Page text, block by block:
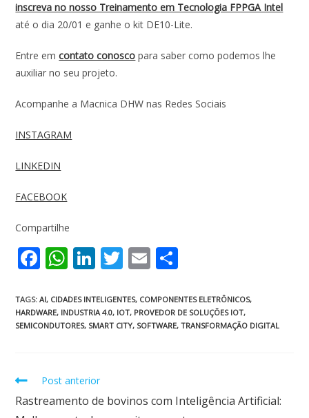
inscreva no nosso Treinamento em Tecnologia FPPGA Intel
até o dia 20/01 e ganhe o kit DE10-Lite.
Entre emcontato conosco para saber como podemos lhe
auxiliar no seu projeto.
Acompanhe a Macnica DHW nas Redes Sociais
INSTAGRAM
LINKEDIN
FACEBOOK
Compartilhe
F
e
b
k
W
at
s
p
Li
k
e
T
itt
er
E
ai
l
ar
e
TAGS:AI, CIDADES INTELIGENTES, COMPONENTES ELETRÔNICOS,
HARDWARE, INDUSTRIA 4.0, IOT, PROVEDOR DE SOLUÇÕES IOT,
SEMICONDUTORES, SMART CITY, SOFTWARE, TRANSFORMAÇÃO DIGITAL
Post anterior
Rastreamento de bovinos com Inteligência Artificial: